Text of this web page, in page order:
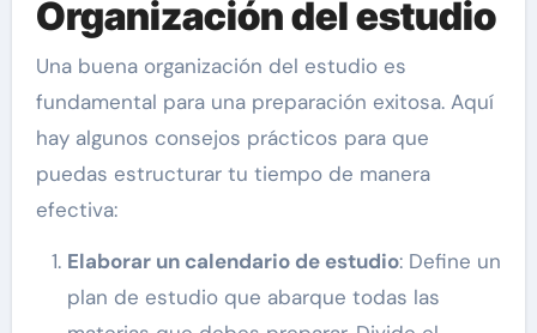
Organización del estudio
Una buena organización del estudio es
fundamental para una preparación exitosa. Aquí
hay algunos consejos prácticos para que
puedas estructurar tu tiempo de manera
efectiva:
Elaborar un calendario de estudio: Define un
plan de estudio que abarque todas las